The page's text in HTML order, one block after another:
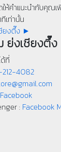
ห้คำแนะนำกับคุณเ
เท่านั้น
ยงตึ๊ง ►
ย่งเชียงตึ๊ง
ที่
4082
Facebook
: Facebook